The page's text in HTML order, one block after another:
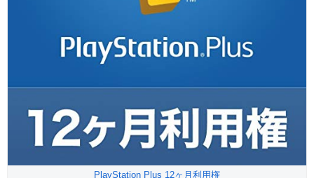
PlayStation Plus 12ヶ月利用権